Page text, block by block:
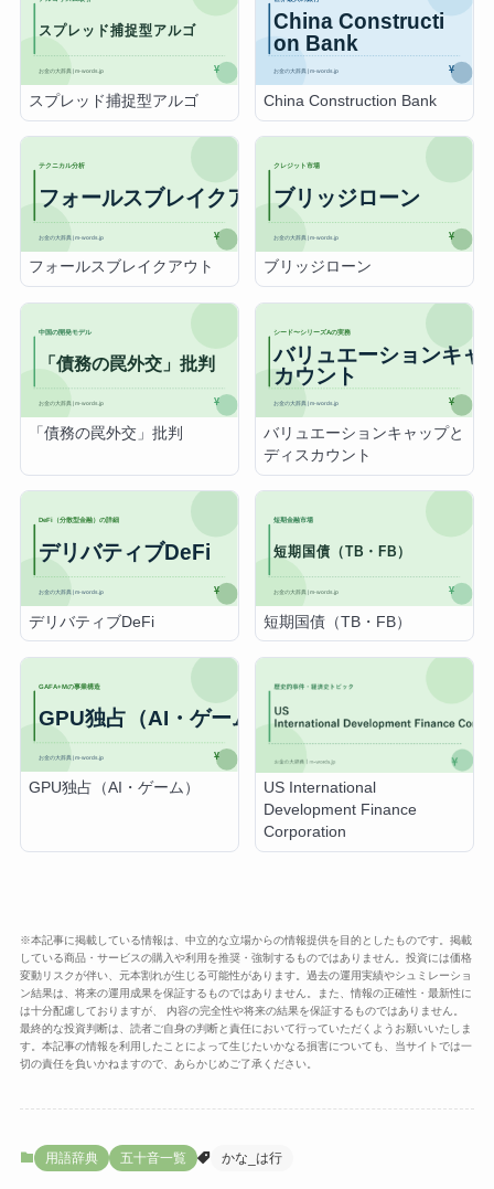
スプレッド捕捉型アルゴ China Construction Bank
フォールスブレイクアウト ブリッジローン
「債務の罠外交」批判
バリュエーションキャップと
ディスカウント
デリバティブDeFi 短期国債（TB・FB）
GPU独占（AI・ゲーム）
US International
Development Finance
Corporation
※本記事に掲載している情報は、中立的な立場からの情報提供を目的としたものです。掲載
している商品・サービスの購入や利用を推奨・強制するものではありません。投資には価格
変動リスクが伴い、元本割れが生じる可能性があります。過去の運用実績やシュミレーショ
ン結果は、将来の運用成果を保証するものではありません。また、情報の正確性・最新性に
は十分配慮しておりますが、 内容の完全性や将来の結果を保証するものではありません。
最終的な投資判断は、読者ご自身の判断と責任において行っていただくようお願いいたしま
す。本記事の情報を利用したことによって生じたいかなる損害についても、当サイトでは一
切の責任を負いかねますので、あらかじめご了承ください。
用語辞典 五十音一覧 かな_は行